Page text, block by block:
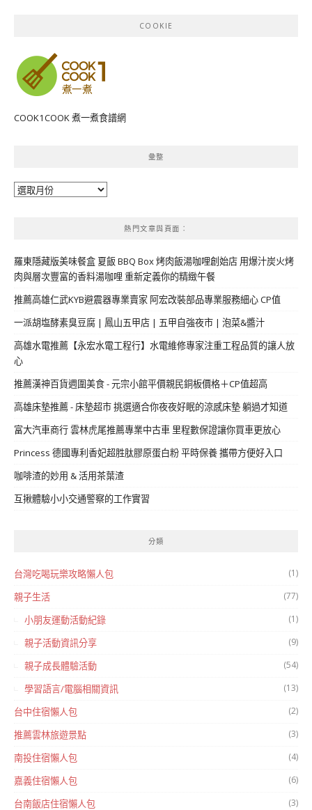
COOKIE
COOK1COOK 煮一煮食譜網
彙整
彙
熱門文章與頁面︰
羅東隱藏版美味餐盒 夏飯 BBQ Box 烤肉飯湯咖哩創始店 用爆汁炭火烤
肉與層次豐富的香料湯咖哩 重新定義你的精緻午餐
推薦高雄仁武KYB避震器專業賣家 阿宏改裝部品專業服務細心 CP值
一派胡塩酵素臭豆腐 | 鳳山五甲店 | 五甲自強夜市 | 泡菜&醬汁
高雄水電推薦【永宏水電工程行】水電維修專家注重工程品質的讓人放
心
推薦漢神百貨週圍美食 - 元宗小館平價親民銅板價格＋CP值超高
高雄床墊推薦 - 床墊超市 挑選適合你夜夜好眠的涼感床墊 躺過才知道
富大汽車商行 雲林虎尾推薦專業中古車 里程數保證讓你買車更放心
Princess 德國專利香妃超胜肽膠原蛋白粉 平時保養 攜帶方便好入口
咖啡渣的妙用 & 活用茶葉渣
互揪體驗小小交通警察的工作實習
分類
台灣吃喝玩樂攻略懶人包 (1)
親子生活 (77)
小朋友運動活動紀錄 (1)
親子活動資訊分享 (9)
親子成長體驗活動 (54)
學習語言/電腦相關資訊 (13)
台中住宿懶人包 (2)
推薦雲林旅遊景點 (3)
南投住宿懶人包 (4)
嘉義住宿懶人包 (6)
台南飯店住宿懶人包 (3)